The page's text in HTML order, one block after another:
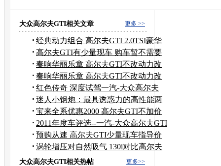
更多 >>
大众高尔夫GTI相关文章
经典动力组合 高尔夫GTI 2.0TSI豪华
版
高尔夫GTI有少量现车 购车暂不需要
预订
奏响华丽乐章 高尔夫GTI不改动力改
音响
奏响华丽乐章 高尔夫GTI不改动力改
音响
红色传奇 深度试驾一汽-大众高尔夫
GTI
迷人小钢炮：最具诱惑力的高性能两
厢车
宝来全系优惠2000 高尔夫GTI不加价
销售
2011年度车评选--一汽-大众高尔夫GTI
预购从速 高尔夫GTI少量现车指导价
销售
涡轮增压对自然吸气 130i对比高尔夫
GTI
更多>>
大众高尔夫GTI相关热帖